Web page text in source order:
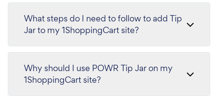
What steps do I need to follow to add Tip
Jar to my 1ShoppingCart site?
Why should I use POWR Tip Jar on my
1ShoppingCart site?